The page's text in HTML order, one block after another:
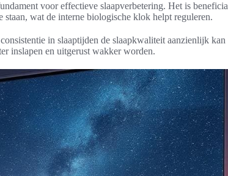
voor effectieve slaapverbetering. Het is
staan, wat de interne biologische klok helpt reguleren.
in slaaptijden de slaapkwaliteit aanzienlijk
inslapen en uitgerust wakker worden.